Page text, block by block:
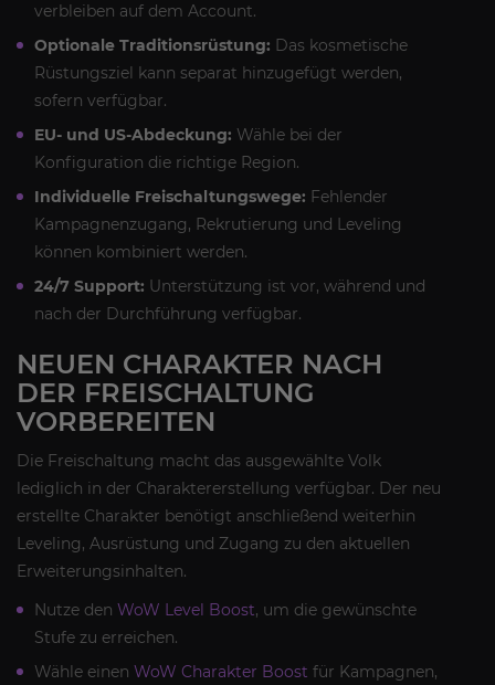
verbleiben auf dem Account.
Optionale Traditionsrüstung: Das kosmetische
Rüstungsziel kann separat hinzugefügt werden,
sofern verfügbar.
EU- und US-Abdeckung: Wähle bei der
Konfiguration die richtige Region.
Individuelle Freischaltungswege: Fehlender
Kampagnenzugang, Rekrutierung und Leveling
können kombiniert werden.
24/7 Support: Unterstützung ist vor, während und
nach der Durchführung verfügbar.
NEUEN CHARAKTER NACH
DER FREISCHALTUNG
VORBEREITEN
Die Freischaltung macht das ausgewählte Volk
lediglich in der Charaktererstellung verfügbar. Der neu
erstellte Charakter benötigt anschließend weiterhin
Leveling, Ausrüstung und Zugang zu den aktuellen
Erweiterungsinhalten.
Nutze den WoW Level Boost, um die gewünschte
Stufe zu erreichen.
Wähle einen WoW Charakter Boost für Kampagnen,